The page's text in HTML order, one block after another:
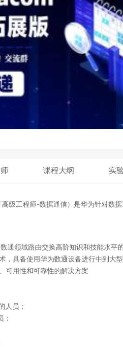
课程大纲 实
级工程师-数据通信）是华为针对数据
通领域路由交换高阶知识和技能水平
，具备使用华为数通设备进行中到大
可用性和可靠性的解决方案
人员；
；